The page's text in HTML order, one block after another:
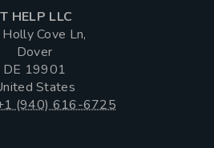
HELP LLC
Cove Ln,
Dover
DE 19901
States
(940) 616-6725